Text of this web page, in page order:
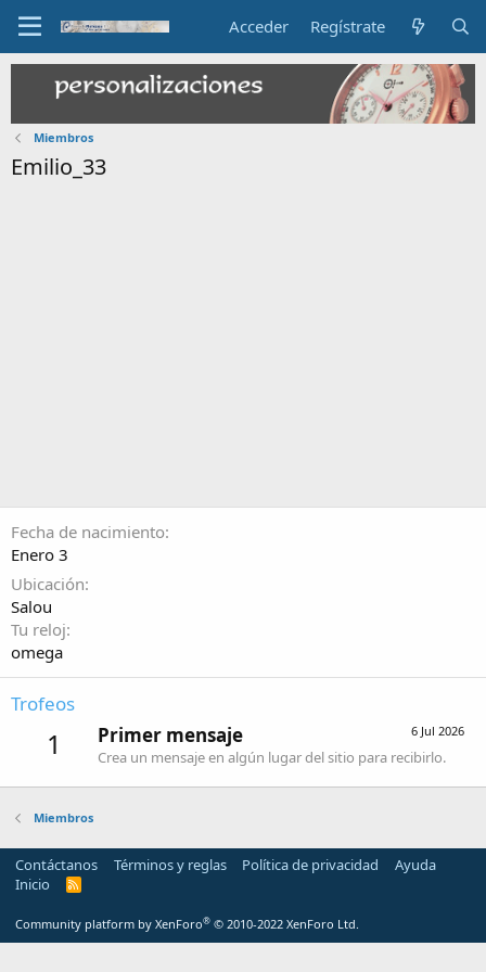
Acceder Regístrate
Miembros
Emilio_33
Fecha de nacimiento
Enero 3
Ubicación
Salou
Tu reloj
omega
Trofeos
1 6 Jul 2026
Primer mensaje
Crea un mensaje en algún lugar del sitio para recibirlo.
Miembros
Contáctanos Términos y reglas Política de privacidad
Ayuda
Inicio
R
Community platform by XenForo® © 2010-2022 XenForo Ltd.